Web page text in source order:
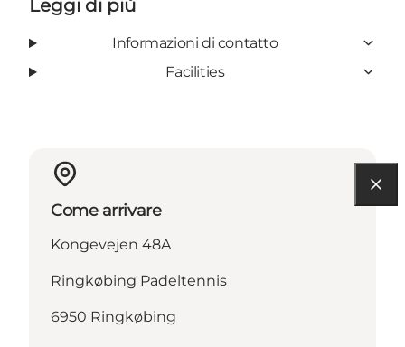
Leggi di più
Informazioni di contatto
Facilities
Come arrivare
Kongevejen 48A
Ringkøbing Padeltennis
6950 Ringkøbing